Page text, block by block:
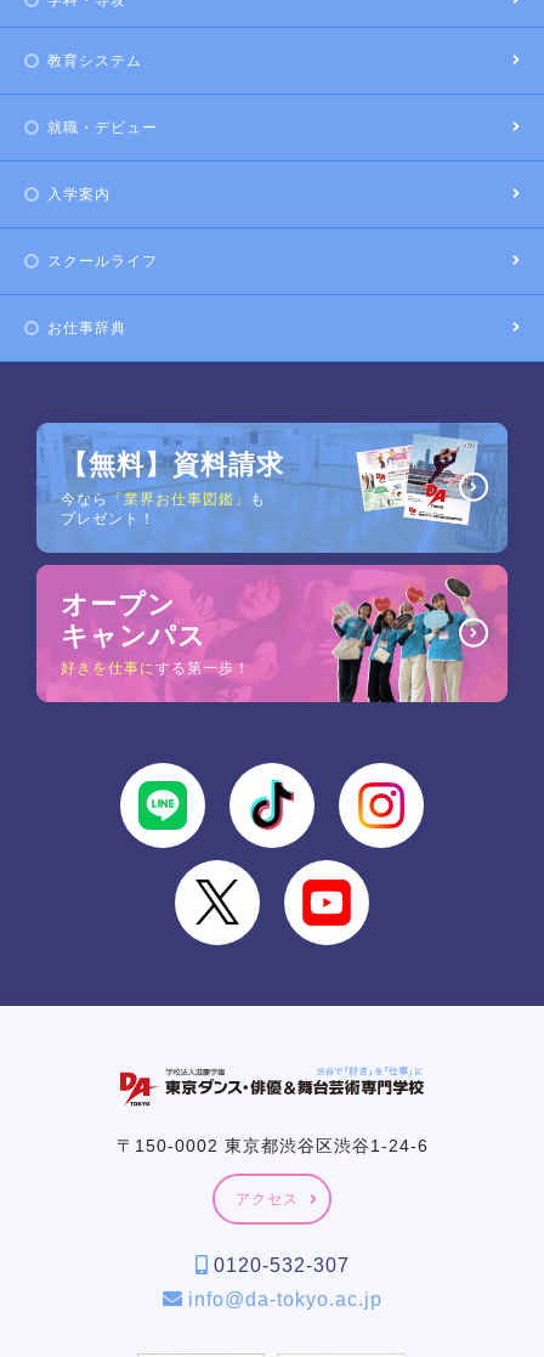
教育システム
就職・デビュー
入学案内
スクールライフ
お仕事辞典
【無料】資料請求
今なら「業界お仕事図鑑」
も
プレゼント！
オープン
キャンパス
好きを仕事にする第一歩！
〒150-0002 東京都渋谷区渋谷1-24-6
アクセス
0120-532-307
info@da-tokyo.ac.jp